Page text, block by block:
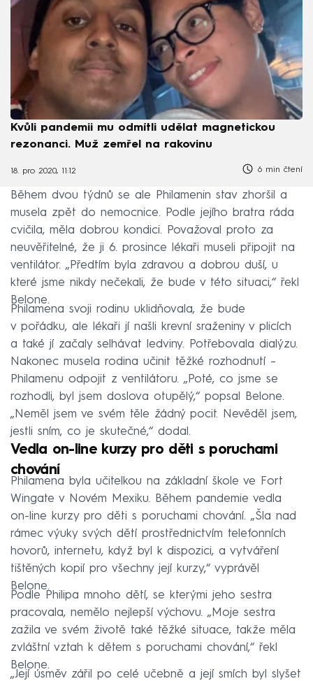
Kvůli pandemii mu odmítli udělat magnetickou
rezonanci. Muž zemřel na rakovinu
18. pro 2020, 11:12 6 min čtení
Během dvou týdnů se ale Philamenin stav zhoršil a
musela zpět do nemocnice. Podle jejího bratra ráda
cvičila, měla dobrou kondici. Považoval proto za
neuvěřitelné, že ji 6. prosince lékaři museli připojit na
ventilátor. „Předtím byla zdravou a dobrou duší, u
které jsme nikdy nečekali, že bude v této situaci,“ řekl
Belone.
Philamena svoji rodinu uklidňovala, že bude
v pořádku, ale lékaři jí našli krevní sraženiny v plicích
a také jí začaly selhávat ledviny. Potřebovala dialýzu.
Nakonec musela rodina učinit těžké rozhodnutí –
Philamenu odpojit z ventilátoru. „Poté, co jsme se
rozhodli, byl jsem doslova otupělý,“ popsal Belone.
„Neměl jsem ve svém těle žádný pocit. Nevěděl jsem,
jestli sním, co je skutečné,“ dodal.
Vedla on-line kurzy pro děti s poruchami
chování
Philamena byla učitelkou na základní škole ve Fort
Wingate v Novém Mexiku. Během pandemie vedla
on-line kurzy pro děti s poruchami chování. „Šla nad
rámec výuky svých dětí prostřednictvím telefonních
hovorů, internetu, když byl k dispozici, a vytváření
tištěných kopií pro všechny její kurzy,“ vyprávěl
Belone.
Podle Philipa mnoho dětí, se kterými jeho sestra
pracovala, nemělo nejlepší výchovu. „Moje sestra
zažila ve svém životě také těžké situace, takže měla
zvláštní vztah k dětem s poruchami chování,“ řekl
Belone.
„Její úsměv zářil po celé učebně a její smích byl slyšet